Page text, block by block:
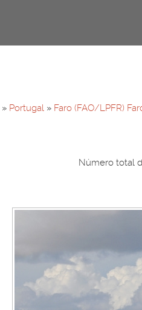
» Portugal » Faro (FAO/LPFR)
Número total